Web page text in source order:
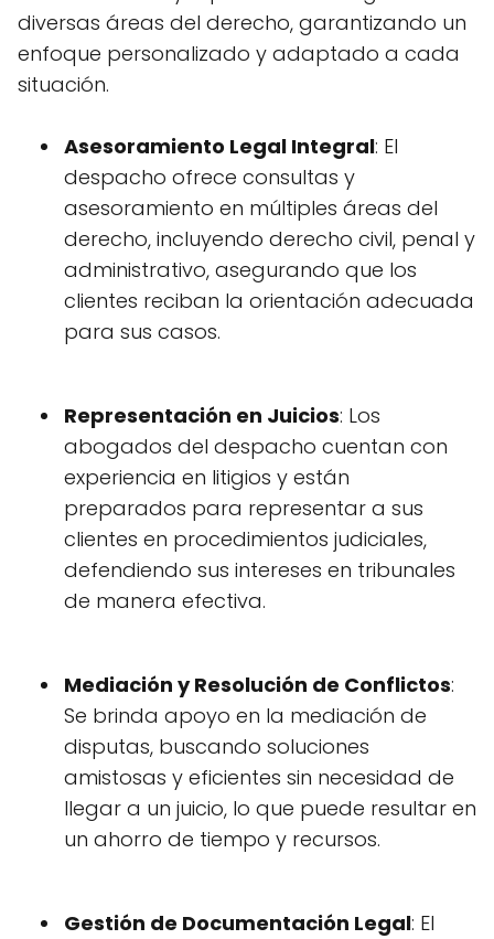
diversas áreas del derecho, garantizando un
enfoque personalizado y adaptado a cada
situación.
Asesoramiento Legal Integral: El
despacho ofrece consultas y
asesoramiento en múltiples áreas del
derecho, incluyendo derecho civil, penal y
administrativo, asegurando que los
clientes reciban la orientación adecuada
para sus casos.
Representación en Juicios: Los
abogados del despacho cuentan con
experiencia en litigios y están
preparados para representar a sus
clientes en procedimientos judiciales,
defendiendo sus intereses en tribunales
de manera efectiva.
Mediación y Resolución de Conflictos:
Se brinda apoyo en la mediación de
disputas, buscando soluciones
amistosas y eficientes sin necesidad de
llegar a un juicio, lo que puede resultar en
un ahorro de tiempo y recursos.
Gestión de Documentación Legal: El